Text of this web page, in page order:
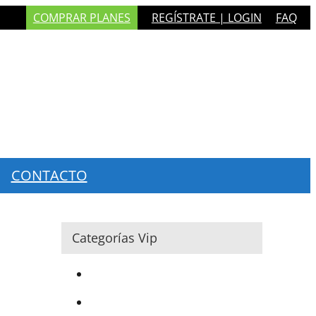
COMPRAR PLANES REGÍSTRATE | LOGIN FAQ
CONTACTO
Categorías Vip